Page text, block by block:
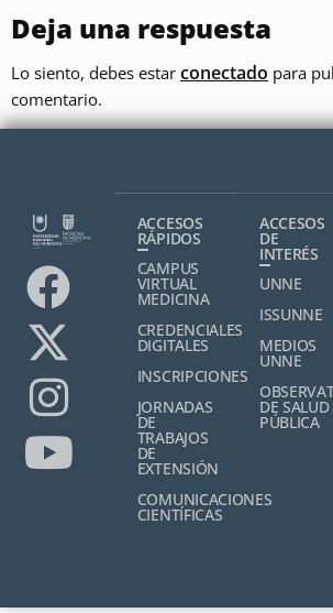
Deja una respuesta
Lo siento, debes estar conectado para
comentario.
ACCESOS
RÁPIDOS
CAMPUS
VIRTUAL
MEDICINA
CREDENCIALES
DIGITALES
INSCRIPCIONES
JORNADAS
DE
TRABAJOS
DE
EXTENSIÓN
COMUNICACIONES
CIENTÍFICAS
ACCESOS
DE
INTERÉS
UNNE
ISSUNNE
MEDIOS
UNNE
DE SALUD
PÚBLICA